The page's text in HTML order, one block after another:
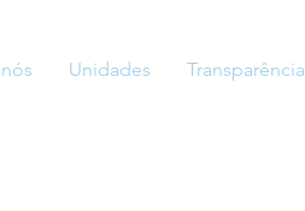
Unidades Transparência